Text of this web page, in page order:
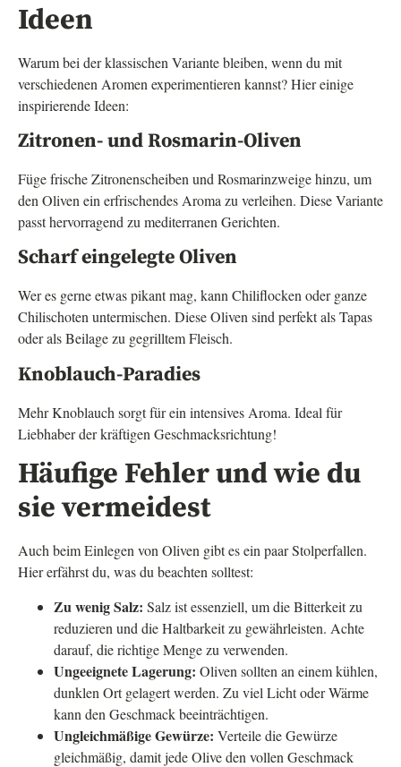
Ideen
Warum bei der klassischen Variante bleiben, wenn du mit
verschiedenen Aromen experimentieren kannst? Hier einige
inspirierende Ideen:
Zitronen- und Rosmarin-Oliven
Füge frische Zitronenscheiben und Rosmarinzweige hinzu, um
den Oliven ein erfrischendes Aroma zu verleihen. Diese Variante
passt hervorragend zu mediterranen Gerichten.
Scharf eingelegte Oliven
Wer es gerne etwas pikant mag, kann Chiliflocken oder ganze
Chilischoten untermischen. Diese Oliven sind perfekt als Tapas
oder als Beilage zu gegrilltem Fleisch.
Knoblauch-Paradies
Mehr Knoblauch sorgt für ein intensives Aroma. Ideal für
Liebhaber der kräftigen Geschmacksrichtung!
Häufige Fehler und wie du
sie vermeidest
Auch beim Einlegen von Oliven gibt es ein paar Stolperfallen.
Hier erfährst du, was du beachten solltest:
Zu wenig Salz: Salz ist essenziell, um die Bitterkeit zu
reduzieren und die Haltbarkeit zu gewährleisten. Achte
darauf, die richtige Menge zu verwenden.
Ungeeignete Lagerung: Oliven sollten an einem kühlen,
dunklen Ort gelagert werden. Zu viel Licht oder Wärme
kann den Geschmack beeinträchtigen.
Ungleichmäßige Gewürze: Verteile die Gewürze
gleichmäßig, damit jede Olive den vollen Geschmack